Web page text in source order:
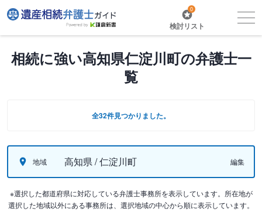
0
検討リスト
相続に強い高知県仁淀川町の弁護士一
覧
全32件見つかりました。
地域 高知県 / 仁淀川町 編集
※選択した都道府県に対応している弁護士事務所を表示しています。所在地が
選択した地域以外にある事務所は、選択地域の中心から順に表示しています。